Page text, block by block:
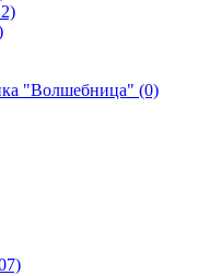
"Волшебница" (0)